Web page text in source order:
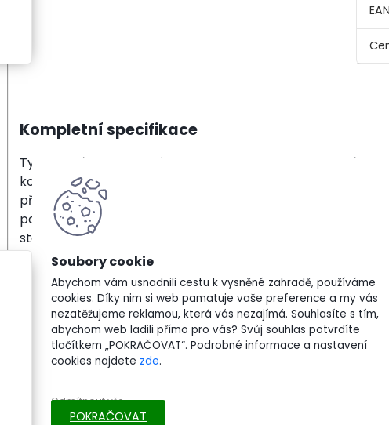
Abychom vám usnadnili cestu k vysněné zahradě, používáme
cookies. Díky nim si web pamatuje vaše preference a my vás
nezatěžujeme reklamou, která vás nezajímá. Souhlasíte s tím,
abychom web ladili přímo pro vás? Svůj souhlas potvrdíte
tlačítkem „POKRAČOVAT“. Podrobné informace a nastavení
cookies najdete zde.
Odmítnout vše
POKRAČOVAT
Kompletní specifikace
Tyto ruční zahradnické vidle jsou určeny pro efektivní
kompostu do záhonů. Ostré hroty z kované bórové
přesnou práci i v těžších půdních podmínkách.
poskytuje jistý úchop při delší práci. Vidlice jsou vhodné
starších rostlin.
Vlastnosti / výhody:
vyrobeno z kované bórové oceli pro vysokou pevnost a
ostré hroty pro snadné kypření a rozrušení i těžší půdy
ideální pro zapracování kompostu, odstraňování rostlin a